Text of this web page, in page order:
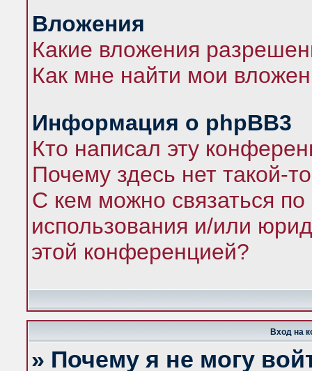
Вложения
Какие вложения
Как мне найти мои
Информация о phpBB3
Кто написал эту
Почему здесь нет такой-
С кем можно связаться по
использования и/или
этой конференцией?
Вход на
» Почему я не могу